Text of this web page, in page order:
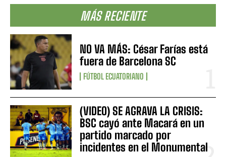
MÁS RECIENTE
NO VA MÁS: César Farías está
fuera de Barcelona SC
FÚTBOL ECUATORIANO
(VIDEO) SE AGRAVA LA CRISIS:
BSC cayó ante Macará en un
partido marcado por
incidentes en el Monumental